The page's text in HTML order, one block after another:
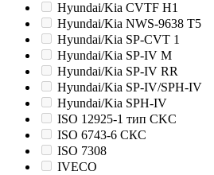
Hyundai/Kia CVTF H1
Hyundai/Kia NWS-9638 T5
Hyundai/Kia SP-CVT 1
Hyundai/Kia SP-IV M
Hyundai/Kia SP-IV RR
Hyundai/Kia SP-IV/SPH-IV
Hyundai/Kia SPH-IV
ISO 12925-1 тип CKС
ISO 6743-6 СКС
ISO 7308
IVECO